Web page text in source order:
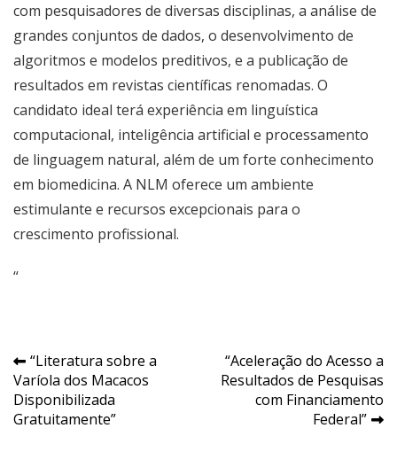
com pesquisadores de diversas disciplinas, a análise de
grandes conjuntos de dados, o desenvolvimento de
algoritmos e modelos preditivos, e a publicação de
resultados em revistas científicas renomadas. O
candidato ideal terá experiência em linguística
computacional, inteligência artificial e processamento
de linguagem natural, além de um forte conhecimento
em biomedicina. A NLM oferece um ambiente
estimulante e recursos excepcionais para o
crescimento profissional.
“
Navegação
de
Post
“Literatura sobre a
Varíola dos Macacos
Disponibilizada
Gratuitamente”
“Aceleração do Acesso a
Resultados de Pesquisas
com Financiamento
Federal”